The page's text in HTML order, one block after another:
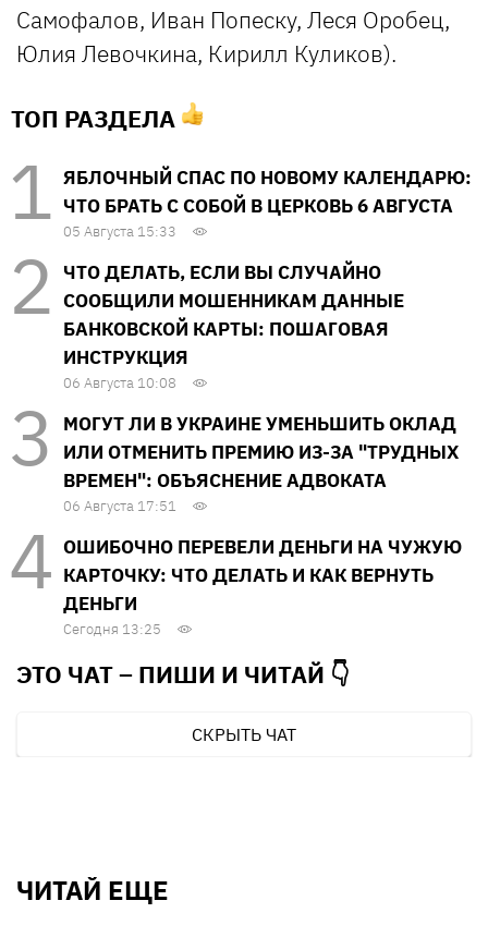
Самофалов, Иван Попеску, Леся Оробец,
Юлия Левочкина, Кирилл Куликов).
ТОП РАЗДЕЛА
ЯБЛОЧНЫЙ СПАС ПО НОВОМУ КАЛЕНДАРЮ:
ЧТО БРАТЬ С СОБОЙ В ЦЕРКОВЬ 6 АВГУСТА
05 Августа 15:33
ЧТО ДЕЛАТЬ, ЕСЛИ ВЫ СЛУЧАЙНО
СООБЩИЛИ МОШЕННИКАМ ДАННЫЕ
БАНКОВСКОЙ КАРТЫ: ПОШАГОВАЯ
ИНСТРУКЦИЯ
06 Августа 10:08
МОГУТ ЛИ В УКРАИНЕ УМЕНЬШИТЬ ОКЛАД
ИЛИ ОТМЕНИТЬ ПРЕМИЮ ИЗ-ЗА "ТРУДНЫХ
ВРЕМЕН": ОБЪЯСНЕНИЕ АДВОКАТА
06 Августа 17:51
ОШИБОЧНО ПЕРЕВЕЛИ ДЕНЬГИ НА ЧУЖУЮ
КАРТОЧКУ: ЧТО ДЕЛАТЬ И КАК ВЕРНУТЬ
ДЕНЬГИ
Сегодня 13:25
ЭТО ЧАТ – ПИШИ И ЧИТАЙ 👇
СКРЫТЬ ЧАТ
ЧИТАЙ ЕЩЕ